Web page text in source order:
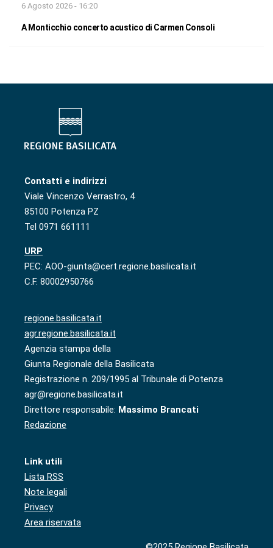
6 Agosto 2026 - 16:20
A Monticchio concerto acustico di Carmen Consoli
Contatti e indirizzi
Viale Vincenzo Verrastro, 4
85100 Potenza PZ
Tel 0971 661111
URP
PEC: AOO-giunta@cert.regione.basilicata.it
C.F. 80002950766
regione.basilicata.it
agr.regione.basilicata.it
Agenzia stampa della
Giunta Regionale della Basilicata
Registrazione n. 209/1995 al Tribunale di Potenza
agr@regione.basilicata.it
Direttore responsabile: Massimo Brancati
Redazione
Link utili
Lista RSS
Note legali
Privacy
Area riservata